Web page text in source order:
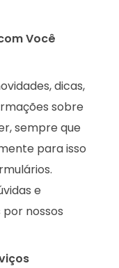
Você
dicas,
sobre
sempre que
para isso
e
nossos